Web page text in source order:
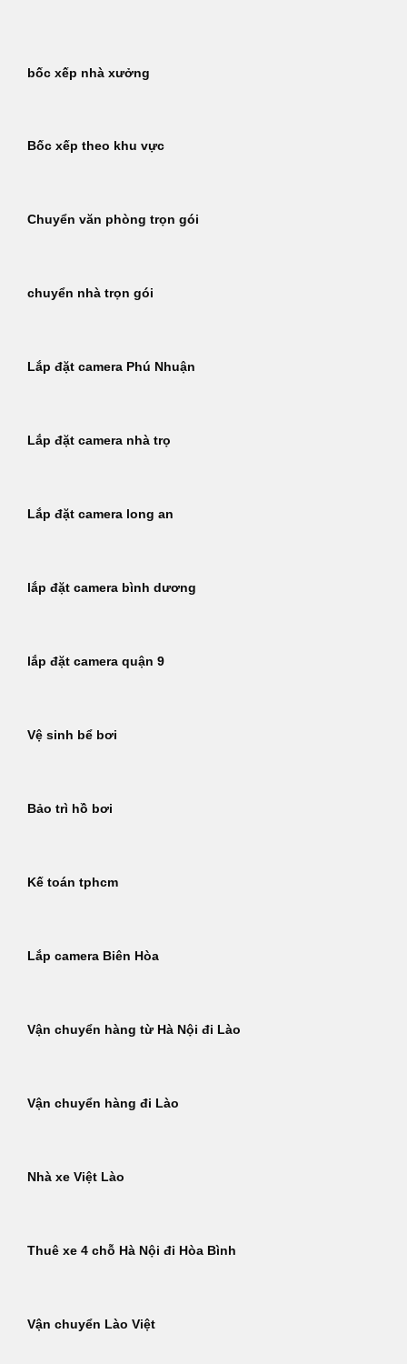
dungbốc xếp nhà xưởng
Bốc xếp theo khu vực
Chuyển văn phòng trọn gói
chuyển nhà trọn gói
Lắp đặt camera Phú Nhuận
Lắp đặt camera nhà trọ
Lắp đặt camera long an
lắp đặt camera bình dương
lắp đặt camera quận 9
Vệ sinh bể bơi
Bảo trì hồ bơi
Kế toán tphcm
Lắp camera Biên Hòa
Vận chuyển hàng từ Hà Nội đi Lào
Vận chuyển hàng đi Lào
Nhà xe Việt Lào
Thuê xe 4 chỗ Hà Nội đi Hòa Bình
Vận chuyển Lào Việt